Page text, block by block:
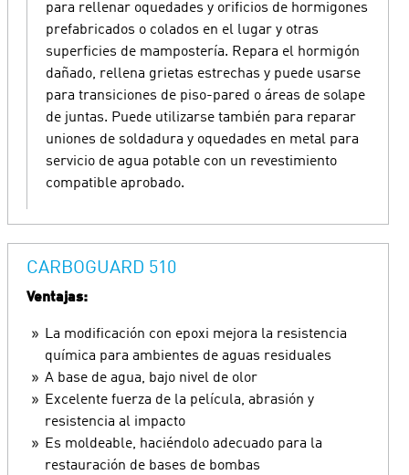
para rellenar oquedades y orificios de hormigones
prefabricados o colados en el lugar y otras
superficies de mampostería. Repara el hormigón
dañado, rellena grietas estrechas y puede usarse
para transiciones de piso-pared o áreas de solape
de juntas. Puede utilizarse también para reparar
uniones de soldadura y oquedades en metal para
servicio de agua potable con un revestimiento
compatible aprobado.
CARBOGUARD 510
Ventajas:
La modificación con epoxi mejora la resistencia
química para ambientes de aguas residuales
A base de agua, bajo nivel de olor
Excelente fuerza de la película, abrasión y
resistencia al impacto
Es moldeable, haciéndolo adecuado para la
restauración de bases de bombas